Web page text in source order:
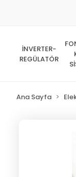
İNVERTER-
REGÜLATÖR
Ana Sayfa